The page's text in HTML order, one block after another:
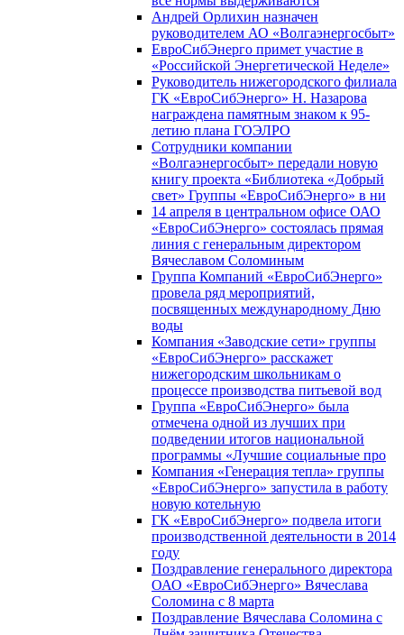
Андрей Орлихин назначен
руководителем АО «Волгаэнергосбыт»
ЕвроСибЭнерго примет участие в
«Российской Энергетической Неделе»
Руководитель нижегородского филиала
ГК «ЕвроСибЭнерго» Н. Назарова
награждена памятным знаком к 95-
летию плана ГОЭЛРО
Сотрудники компании
«Волгаэнергосбыт» передали новую
книгу проекта «Библиотека «Добрый
свет» Группы «ЕвроСибЭнерго» в ни
14 апреля в центральном офисе ОАО
«ЕвроСибЭнерго» состоялась прямая
линия с генеральным директором
Вячеславом Соломиным
Группа Компаний «ЕвроСибЭнерго»
провела ряд мероприятий,
посвященных международному Дню
воды
Компания «Заводские сети» группы
«ЕвроСибЭнерго» расскажет
нижегородским школьникам о
процессе производства питьевой вод
Группа «ЕвроСибЭнерго» была
отмечена одной из лучших при
подведении итогов национальной
программы «Лучшие социальные про
Компания «Генерация тепла» группы
«ЕвроСибЭнерго» запустила в работу
новую котельную
ГК «ЕвроСибЭнерго» подвела итоги
производственной деятельности в 2014
году
Поздравление генерального директора
ОАО «ЕвроСибЭнерго» Вячеслава
Соломина с 8 марта
Поздравление Вячеслава Соломина с